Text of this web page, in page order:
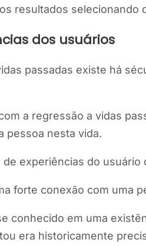
resultados
dos usuários
passadas existe há
a regressão a vidas
pessoa nesta vida.
experiências do
forte conexão com uma
conhecido em uma
era historicamente